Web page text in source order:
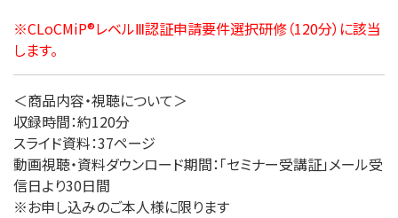
※CLoCMiP®レベルⅢ認証申請要件選択研修（120分）に該当
します。
＜商品内容・視聴について＞
収録時間：約120分
スライド資料：37ページ
動画視聴・資料ダウンロード期間：「セミナー受講証」メール受
信日より30日間
※お申し込みのご本人様に限ります